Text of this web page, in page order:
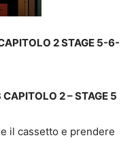
2 STAGE 5-6-
2 – STAGE 5
il cassetto e prendere